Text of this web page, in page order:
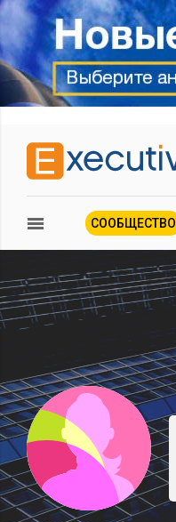
СООБЩЕСТВО